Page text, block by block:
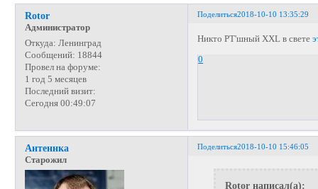
Поделиться2018-10-10 13:35:29
Rotor
Администратор
Откуда: Ленинград
Сообщений: 18844
Провел на форуме:
1 год 5 месяцев
Последний визит:
Сегодня 00:49:07
Никто РТ'шный XXL в свете
0
Поделиться2018-10-10 15:46:05
Антеннка
Старожил
Rotor написал(а):